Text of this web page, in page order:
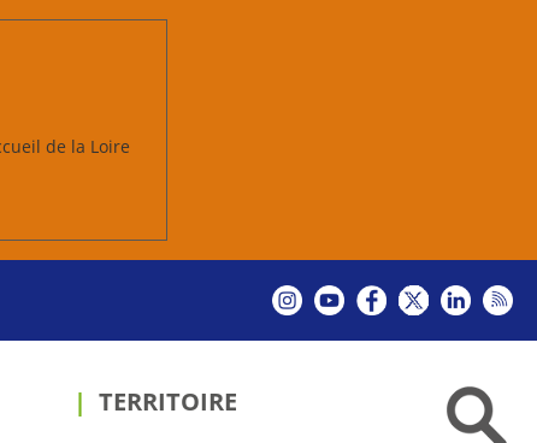
de la Loire
TERRITOIRE